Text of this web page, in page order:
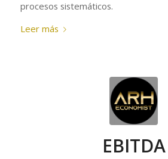
procesos sistemáticos.
Leer más
EBITDA